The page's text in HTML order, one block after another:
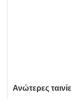
Ανώτερες